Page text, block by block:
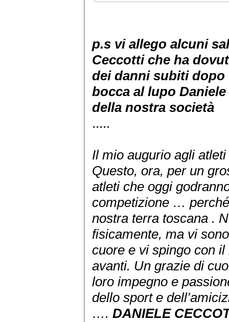
p.s vi allego alcuni
Ceccotti che ha
dei danni subiti
bocca al lupo
della nostra società
.....
Il mio augurio agli
Questo, ora, per un
atleti che oggi
competizione …
nostra terra toscana .
fisicamente, ma vi
cuore e vi spingo con
avanti. Un grazie di
loro impegno e
dello sport e
…. DANIELE